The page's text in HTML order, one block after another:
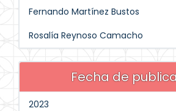
Fernando Martínez Bustos
Rosalía Reynoso Camacho
Fecha de
2023